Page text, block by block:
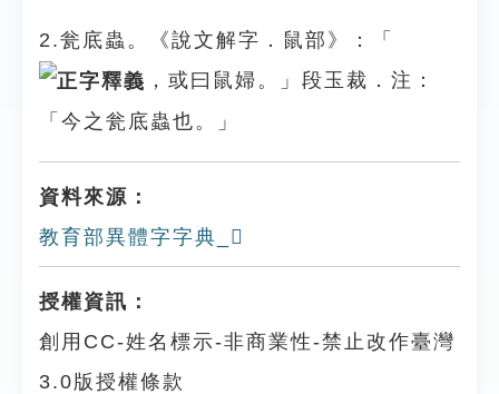
2.瓮底蟲。《說文解字．鼠部》：「
，或曰鼠婦。」段玉裁．注：
「今之瓮底蟲也。」
資料來源：
教育部異體字字典_𪖇
授權資訊：
創用CC-姓名標示-非商業性-禁止改作臺灣
3.0版授權條款